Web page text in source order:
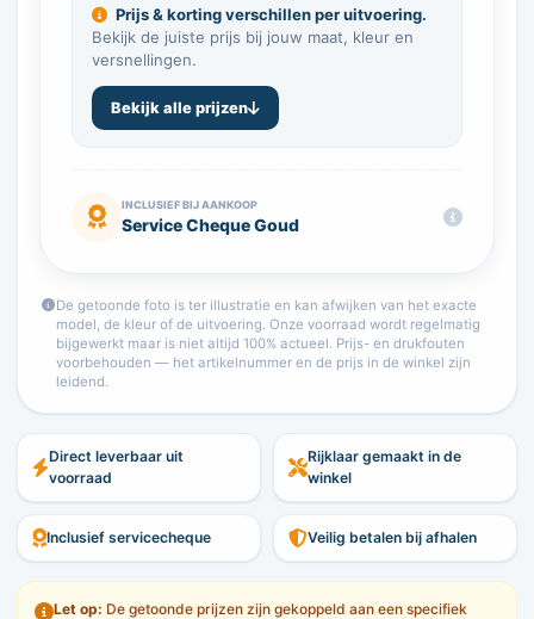
Prijs & korting verschillen per uitvoering.
Bekijk de juiste prijs bij jouw maat, kleur en
versnellingen.
Bekijk alle prijzen
INCLUSIEF BIJ AANKOOP
Service Cheque Goud
De getoonde foto is ter illustratie en kan afwijken van het exacte
model, de kleur of de uitvoering. Onze voorraad wordt regelmatig
bijgewerkt maar is niet altijd 100% actueel. Prijs- en drukfouten
voorbehouden — het artikelnummer en de prijs in de winkel zijn
leidend.
Direct leverbaar uit
voorraad
Rijklaar gemaakt in de
winkel
Inclusief servicecheque Veilig betalen bij afhalen
Let op: De getoonde prijzen zijn gekoppeld aan een specifiek